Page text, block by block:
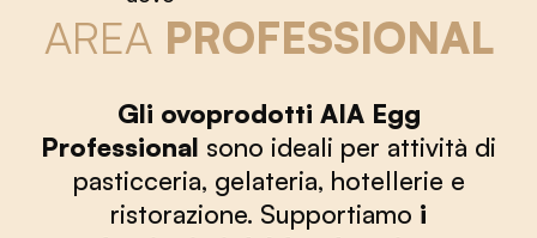
Die Welt von AIA
AREA PROFESSIONAL
Gli ovoprodotti AIA Egg
Professional sono ideali per attività di
pasticceria, gelateria, hotellerie e
ristorazione. Supportiamo i